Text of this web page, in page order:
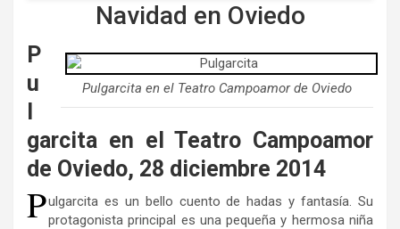
Navidad en Oviedo
Pulgarcita en el Teatro Campoamor de Oviedo
P
u
garcita en el Teatro Campoamor
de Oviedo, 28 diciembre 2014
Pulgarcita es un bello cuento de hadas y fantasía. Su
protagonista principal es una pequeña y hermosa niña